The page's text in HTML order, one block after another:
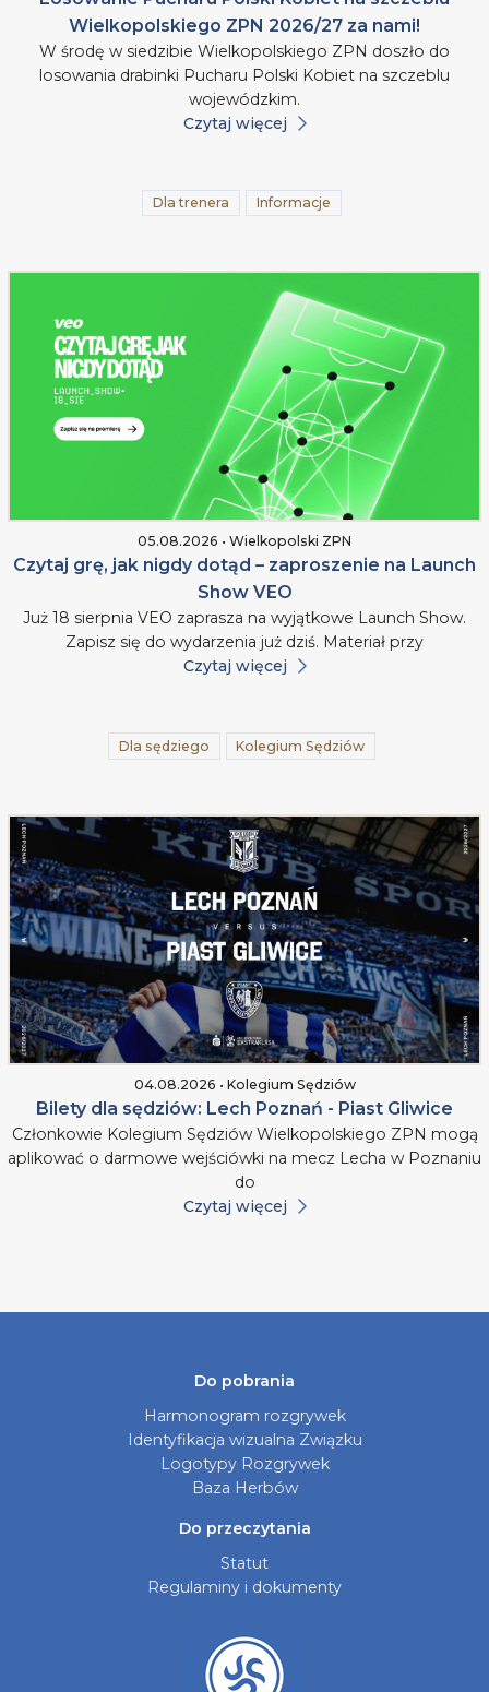
Wielkopolskiego ZPN 2026/27 za nami!
W środę w siedzibie Wielkopolskiego ZPN doszło do
losowania drabinki Pucharu Polski Kobiet na szczeblu
wojewódzkim.
Czytaj więcej
Dla trenera Informacje
05.08.2026 • Wielkopolski ZPN
Czytaj grę, jak nigdy dotąd – zaproszenie na Launch
Show VEO
Już 18 sierpnia VEO zaprasza na wyjątkowe Launch Show.
Zapisz się do wydarzenia już dziś. Materiał przy
Czytaj więcej
Dla sędziego Kolegium Sędziów
04.08.2026 • Kolegium Sędziów
Bilety dla sędziów: Lech Poznań - Piast Gliwice
Członkowie Kolegium Sędziów Wielkopolskiego ZPN mogą
aplikować o darmowe wejściówki na mecz Lecha w Poznaniu
do
Czytaj więcej
Do pobrania
Harmonogram rozgrywek
Identyfikacja wizualna Związku
Logotypy Rozgrywek
Baza Herbów
Do przeczytania
Statut
Regulaminy i dokumenty